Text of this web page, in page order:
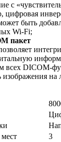
с
цифровая
быть
Wi-Fi;
пакет
всех DICOM-
изображения
3